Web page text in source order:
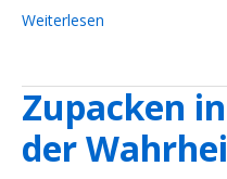
Weiterlesen
Zupacken
der